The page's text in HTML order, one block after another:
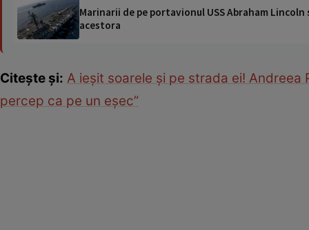
Marinarii de pe portavionul USS Abraham
acestora
Citește și: A ieșit soarele și pe strada ei!
percep ca pe un eșec”